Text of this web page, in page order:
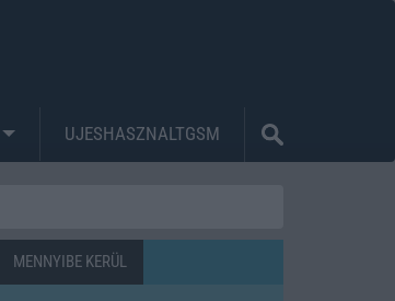
UJESHASZNALTGSM
MENNYIBE KERÜL